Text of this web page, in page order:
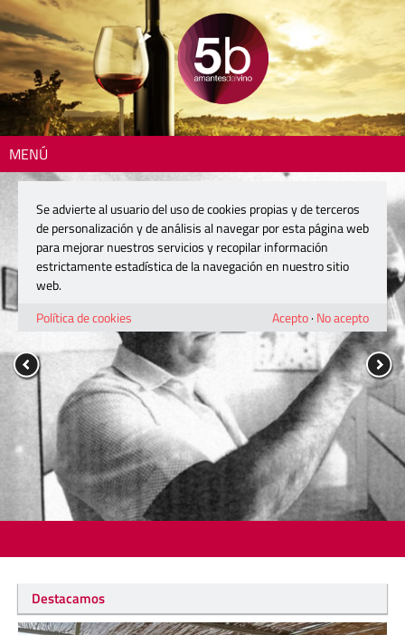
MENÚ
Destacamos
Se advierte al usuario del uso de cookies propias y de terceros
de personalización y de análisis al navegar por esta página web
para mejorar nuestros servicios y recopilar información
estrictamente estadística de la navegación en nuestro sitio
web.
Política de cookies
Acepto· No acepto